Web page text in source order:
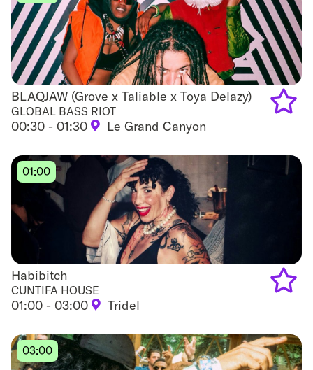
BLAQJAW (Grove x Taliable x Toya Delazy)
BLAQJAW (Grove x Taliable x Toya Delazy)
GLOBAL BASS RIOT
00:30 - 01:30 Le Grand Canyon
to
Habibitch
Habibitch
CUNTIFA HOUSE
01:00 - 03:00 Tridel
01:00
to
03:00